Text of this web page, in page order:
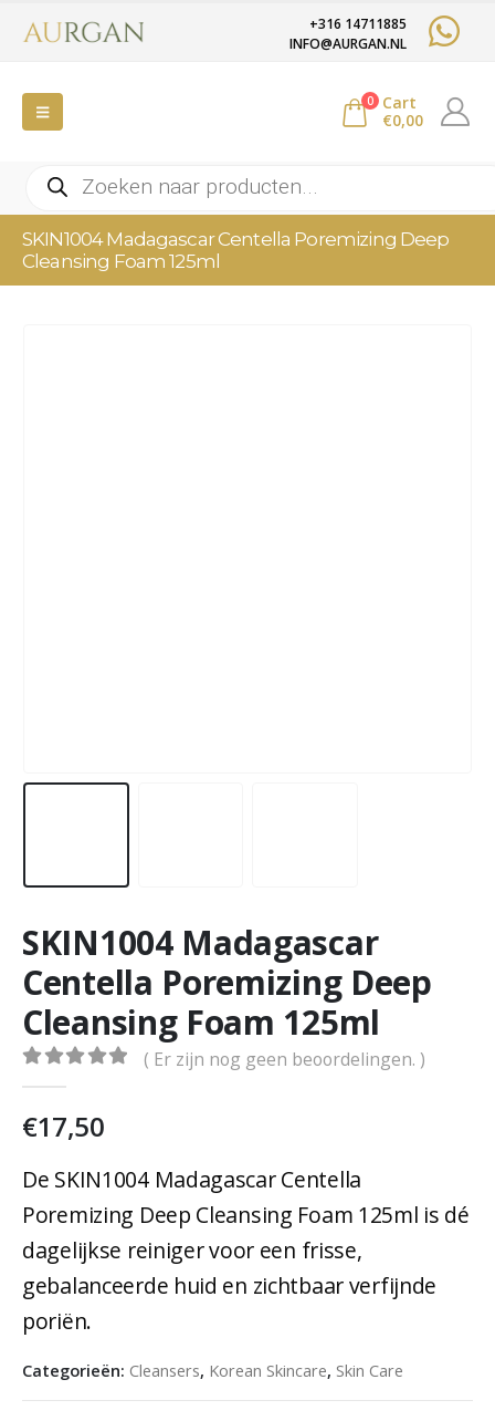
+316 14711885
INFO@AURGAN.NL
0
Cart
€0,00
Producten
zoeken
SKIN1004 Madagascar Centella Poremizing Deep
Cleansing Foam 125ml
SKIN1004 Madagascar
Centella Poremizing Deep
Cleansing Foam 125ml
0out of 5
( Er zijn nog geen beoordelingen. )
€17,50
De SKIN1004 Madagascar Centella
Poremizing Deep Cleansing Foam 125ml is dé
dagelijkse reiniger voor een frisse,
gebalanceerde huid en zichtbaar verfijnde
poriën.
Categorieën: Cleansers, Korean Skincare, Skin Care